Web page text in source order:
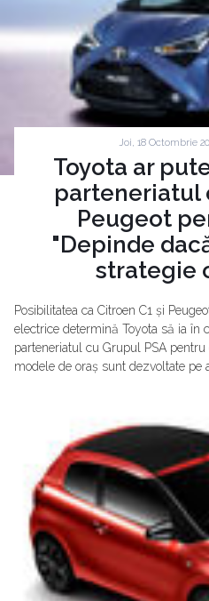
Joi, 18 Octombrie
Toyota ar
parteneriatul
Peugeot
"Depinde
strategie
Posibilitatea ca Citroen C1 și
electrice determină Toyota să ia în
parteneriatul cu Grupul PSA
modele de oraș sunt dezvoltate pe